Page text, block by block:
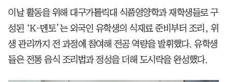
이날 활동을 위해 대구가톨릭대 식품영양학과 재학생들로 구
성된 ‘K-멘토’는 외국인 유학생의 식재료 준비부터 조리, 위
생 관리까지 전 과정에 참여해 전공 역량을 발휘했다. 유학생
들은 전통 음식 조리법과 정성을 더해 도시락을 완성했다.